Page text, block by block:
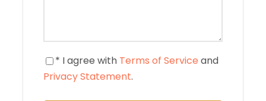
* I agree with Terms of Service and
Privacy Statement.